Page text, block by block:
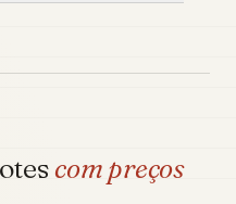
com preços